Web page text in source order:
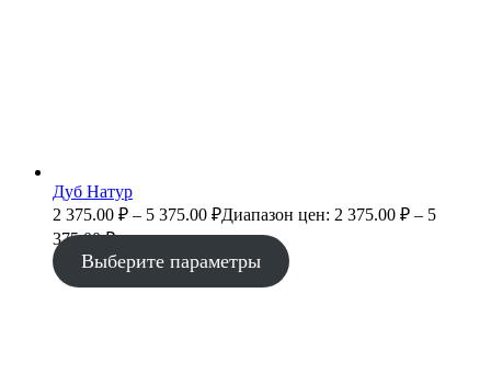
Дуб Натур
2 375.00 ₽ – 5 375.00 ₽Диапазон цен: 2 375.00 ₽ – 5
375.00 ₽
Выберите параметры